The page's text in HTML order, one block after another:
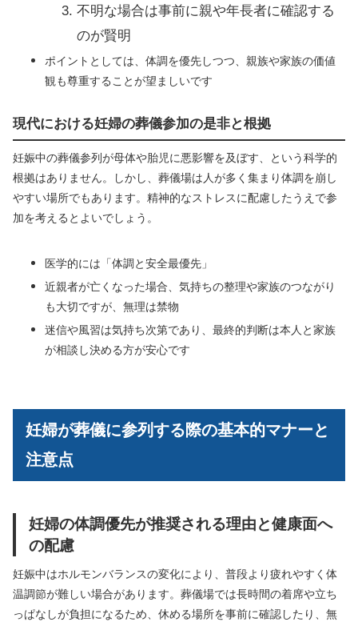
不明な場合は事前に親や年長者に確認する
のが賢明
ポイントとしては、体調を優先しつつ、親族や家族の価値
観も尊重することが望ましいです
現代における妊婦の葬儀参加の是非と根拠
妊娠中の葬儀参列が母体や胎児に悪影響を及ぼす、という科学的
根拠はありません。しかし、葬儀場は人が多く集まり体調を崩し
やすい場所でもあります。精神的なストレスに配慮したうえで参
加を考えるとよいでしょう。
医学的には「体調と安全最優先」
近親者が亡くなった場合、気持ちの整理や家族のつながり
も大切ですが、無理は禁物
迷信や風習は気持ち次第であり、最終的判断は本人と家族
が相談し決める方が安心です
妊婦が葬儀に参列する際の基本的マナーと
注意点
妊婦の体調優先が推奨される理由と健康面へ
の配慮
妊娠中はホルモンバランスの変化により、普段より疲れやすく体
温調節が難しい場合があります。葬儀場では長時間の着席や立ち
っぱなしが負担になるため、休める場所を事前に確認したり、無